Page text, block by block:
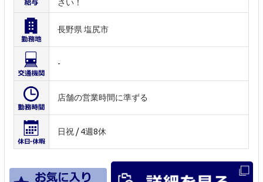
さい！
長野県 塩尻市
-
店舗の営業時間に準ずる
日祝 / 4週8休